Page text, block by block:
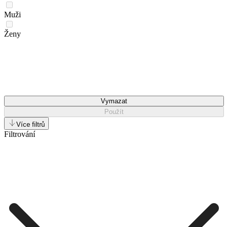
Muži
Ženy
Vymazat
Použít
Více filtrů
Filtrování